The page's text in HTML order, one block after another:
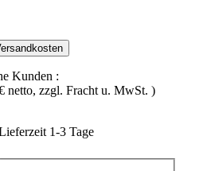
Kunden :
netto, zzgl. Fracht u. MwSt. )
1-3 Tage